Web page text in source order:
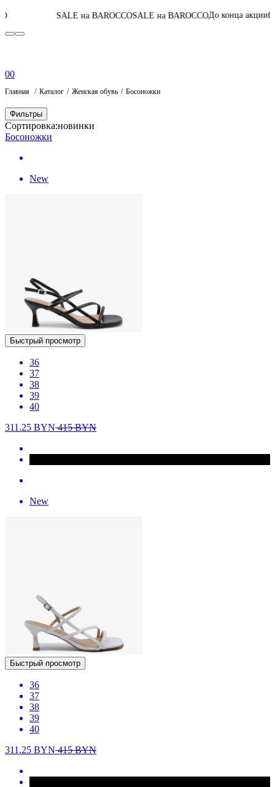
SALE на BAROCCOSALE на BAROCCOДо конца акции05:18:04:34
00
Главная Каталог Женская обувь Босоножки
Фильтры
Сортировка:новинки
Босоножки
New
Быстрый просмотр
36
37
38
39
40
311.25 BYN415BYN
New
Быстрый просмотр
36
37
38
39
40
311.25 BYN415BYN